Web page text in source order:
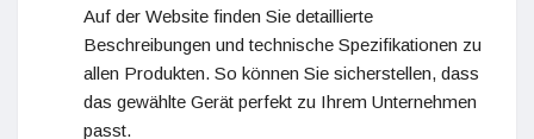
Auf der Website finden Sie detaillierte
Beschreibungen und technische Spezifikationen zu
allen Produkten. So können Sie sicherstellen, dass
das gewählte Gerät perfekt zu Ihrem Unternehmen
passt.